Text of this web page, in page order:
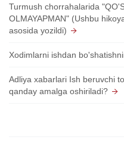
Turmush chorrahalarida
OLMAYAPMAN" (Ushbu
asosida yozildi)
Xodimlarni ishdan
Adliya xabarlari Ish beruvchi
qanday amalga oshiriladi?